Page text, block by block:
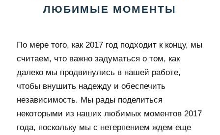
ЛЮБИМЫЕ МОМЕНТЫ
По мере того, как 2017 год подходит к концу, мы
считаем, что важно задуматься о том, как
далеко мы продвинулись в нашей работе,
чтобы внушить надежду и обеспечить
независимость. Мы рады поделиться
некоторыми из наших любимых моментов 2017
года, поскольку мы с нетерпением ждем еще